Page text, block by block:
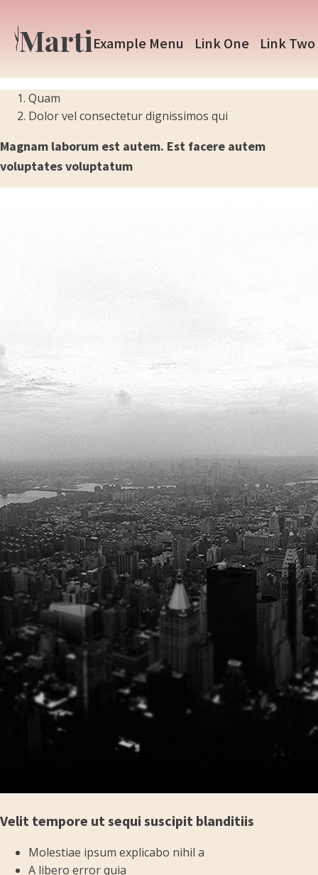
MartiExample Menu Link One Link Two
Quam
Dolor vel consectetur dignissimos qui
Magnam laborum est autem. Est facere autem
voluptates voluptatum
Velit tempore ut sequi suscipit blanditiis
Molestiae ipsum explicabo nihil a
A libero error quia